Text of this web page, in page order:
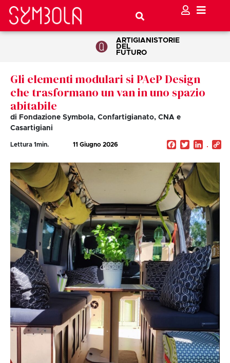
ARTIGIANI
DEL
FUTURO
STORIE
Gli elementi modulari si PAeP Design
che trasformano un van in uno spazio
abitabile
di Fondazione Symbola, Confartigianato, CNA e
Casartigiani
Lettura 1min. 11 Giugno 2026 Facebook
Twitter